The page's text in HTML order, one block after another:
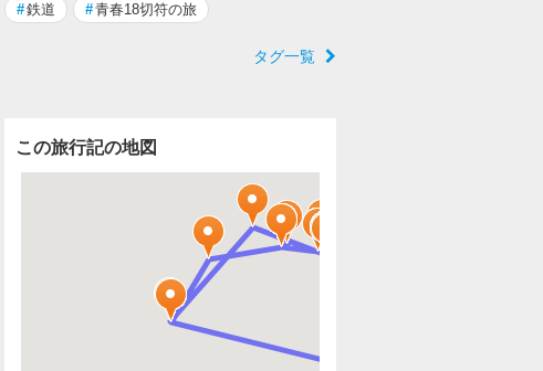
#鉄道 #青春18切符の旅
タグ一覧
この旅行記の地図